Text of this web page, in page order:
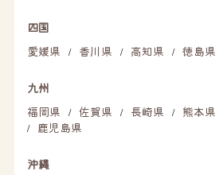
四国
愛媛県
/ 香川県 / 高知県 / 徳島県
九州
福岡県
/ 佐賀県 / 長崎県 / 熊本県
/ 鹿児島県
沖縄